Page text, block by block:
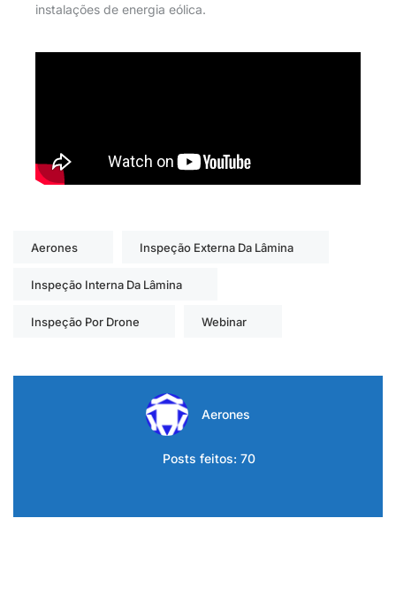
instalações de energia eólica.
Aerones Inspeção Externa Da Lâmina
Inspeção Interna Da Lâmina
Inspeção Por Drone Webinar
Aerones
Posts feitos: 70